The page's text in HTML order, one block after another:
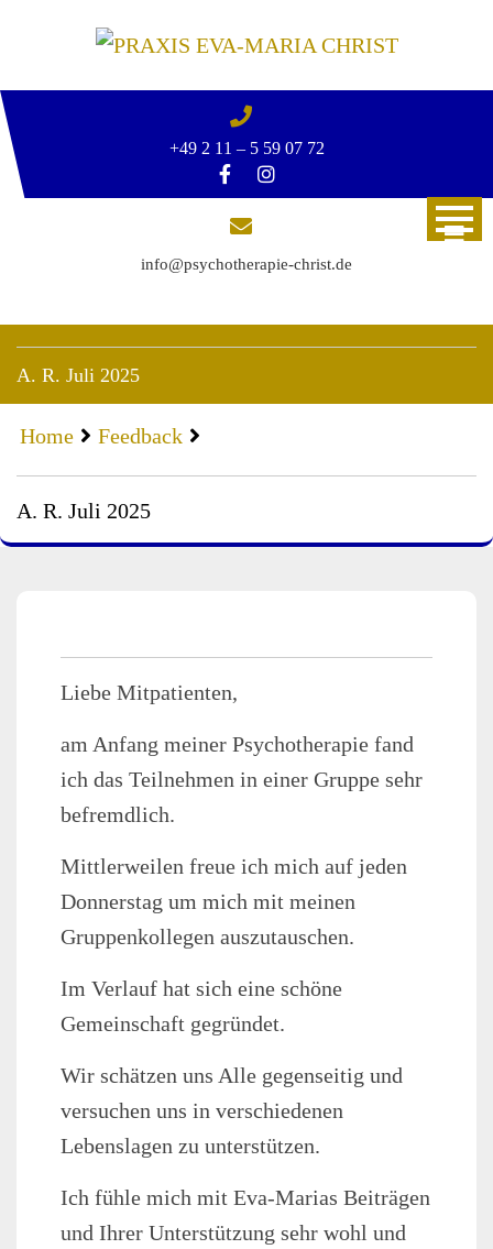
content
+49 2 11 – 5 59 07 72
info@psychotherapie-christ.de
A. R. Juli 2025
Home Feedback
A. R. Juli 2025
Liebe Mitpatienten,
am Anfang meiner Psychotherapie fand
ich das Teilnehmen in einer Gruppe sehr
befremdlich.
Mittlerweilen freue ich mich auf jeden
Donnerstag um mich mit meinen
Gruppenkollegen auszutauschen.
Im Verlauf hat sich eine schöne
Gemeinschaft gegründet.
Wir schätzen uns Alle gegenseitig und
versuchen uns in verschiedenen
Lebenslagen zu unterstützen.
Ich fühle mich mit Eva-Marias Beiträgen
und Ihrer Unterstützung sehr wohl und